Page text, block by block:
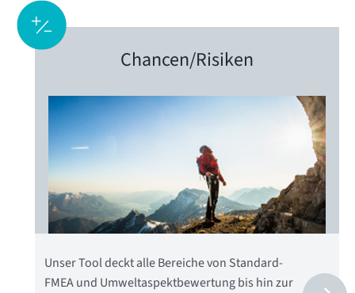
Chancen/Risiken
Unser Tool deckt alle Bereiche von Standard-
FMEA und Umweltaspektbewertung bis hin zur